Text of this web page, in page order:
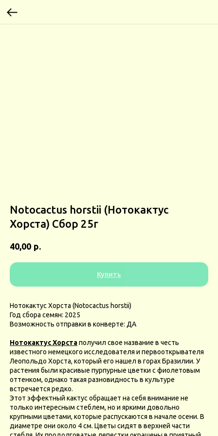
Notocactus horstii (Нотокактус
Хорста) Сбор 25г
40,00 р.
Купить
Нотокактус Хорста (Notocactus horstii)
Год сбора семян: 2025
Возможность отправки в конверте: ДА
Нотокактус Хорстаполучил свое название в честь
известного немецкого исследователя и первооткрывателя
Леопольдо Хорста, который его нашел в горах Бразилии. У
растения были красивые пурпурные цветки с фиолетовым
оттенком, однако такая разновидность в культуре
встречается редко.
Этот эффектный кактус обращает на себя внимание не
только интересным стеблем, но и яркими довольно
крупными цветами, которые распускаются в начале осени. В
диаметре они около 4 см. Цветы сидят в верхней части